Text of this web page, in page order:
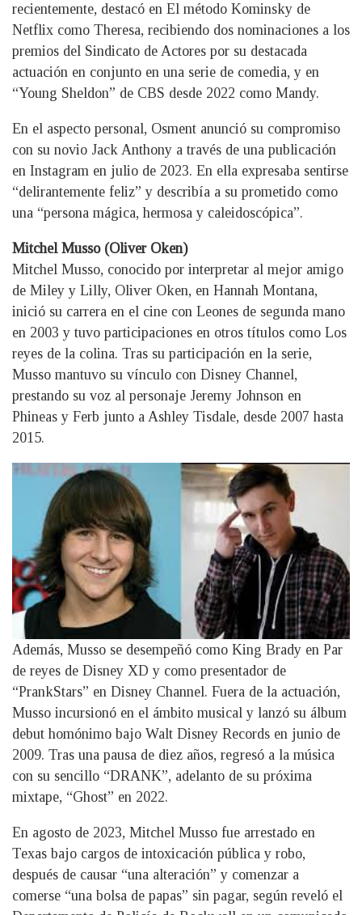
recientemente, destacó en El método Kominsky de
Netflix como Theresa, recibiendo dos nominaciones a los
premios del Sindicato de Actores por su destacada
actuación en conjunto en una serie de comedia, y en
“Young Sheldon” de CBS desde 2022 como Mandy.
En el aspecto personal, Osment anunció su compromiso
con su novio Jack Anthony a través de una publicación
en Instagram en julio de 2023. En ella expresaba sentirse
“delirantemente feliz” y describía a su prometido como
una “persona mágica, hermosa y caleidoscópica”.
Mitchel Musso (Oliver Oken)
Mitchel Musso, conocido por interpretar al mejor amigo
de Miley y Lilly, Oliver Oken, en Hannah Montana,
inició su carrera en el cine con Leones de segunda mano
en 2003 y tuvo participaciones en otros títulos como Los
reyes de la colina. Tras su participación en la serie,
Musso mantuvo su vínculo con Disney Channel,
prestando su voz al personaje Jeremy Johnson en
Phineas y Ferb junto a Ashley Tisdale, desde 2007 hasta
2015.
Además, Musso se desempeñó como King Brady en Par
de reyes de Disney XD y como presentador de
“PrankStars” en Disney Channel. Fuera de la actuación,
Musso incursionó en el ámbito musical y lanzó su álbum
debut homónimo bajo Walt Disney Records en junio de
2009. Tras una pausa de diez años, regresó a la música
con su sencillo “DRANK”, adelanto de su próxima
mixtape, “Ghost” en 2022.
En agosto de 2023, Mitchel Musso fue arrestado en
Texas bajo cargos de intoxicación pública y robo,
después de causar “una alteración” y comenzar a
comerse “una bolsa de papas” sin pagar, según reveló el